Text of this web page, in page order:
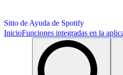
Sitio de Ayuda de Spotify
InicioFunciones integradas en la